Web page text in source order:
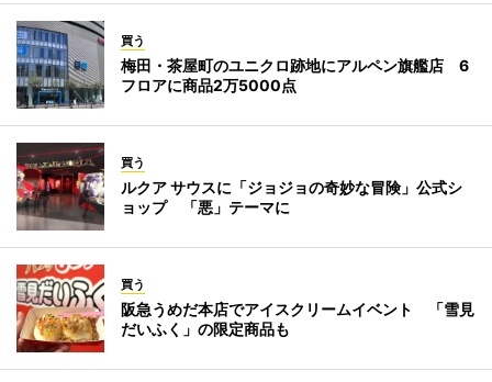
買う
梅田・茶屋町のユニクロ跡地にアルペン旗艦店 6
フロアに商品2万5000点
買う
ルクア サウスに「ジョジョの奇妙な冒険」公式シ
ョップ 「悪」テーマに
買う
阪急うめだ本店でアイスクリームイベント 「雪見
だいふく」の限定商品も